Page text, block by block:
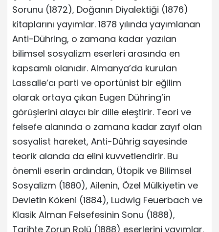
Sorunu (1872), Doğanın Diyalektiği (1876)
kitaplarını yayımlar. 1878 yılında yayımlanan
Anti-Dühring, o zamana kadar yazılan
bilimsel sosyalizm eserleri arasında en
kapsamlı olanıdır. Almanya’da kurulan
Lassalle’cı parti ve oportünist bir eğilim
olarak ortaya çıkan Eugen Dühring’in
görüşlerini alaycı bir dille eleştirir. Teori ve
felsefe alanında o zamana kadar zayıf olan
sosyalist hareket, Anti-Dührig sayesinde
teorik alanda da elini kuvvetlendirir. Bu
önemli eserin ardından, Ütopik ve Bilimsel
Sosyalizm (1880), Ailenin, Özel Mülkiyetin ve
Devletin Kökeni (1884), Ludwig Feuerbach ve
Klasik Alman Felsefesinin Sonu (1888),
Tarihte Zorun Rolü (1888) eserlerini yayımlar.